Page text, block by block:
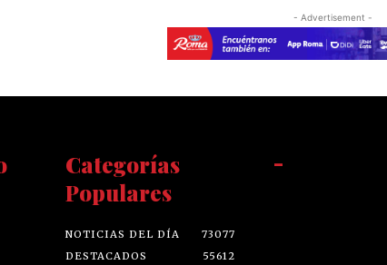
- Advertisement -
Categorías
Populares
NOTICIAS DEL DÍA
73077
DESTACADOS
55612
-